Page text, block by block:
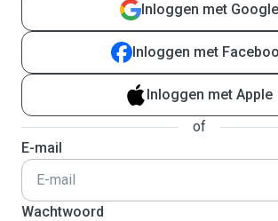
Inloggen met Google
Inloggen met
Inloggen met Apple
of
E-mail
Wachtwoord